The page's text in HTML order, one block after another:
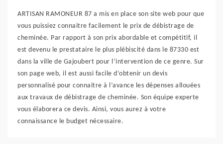
ARTISAN RAMONEUR 87 a mis en place son site web pour que
vous puissiez connaitre facilement le prix de débistrage de
cheminée. Par rapport à son prix abordable et compétitif, il
est devenu le prestataire le plus plébiscité dans le 87330 est
dans la ville de Gajoubert pour l’intervention de ce genre. Sur
son page web, il est aussi facile d’obtenir un devis
personnalisé pour connaitre à l’avance les dépenses allouées
aux travaux de débistrage de cheminée. Son équipe experte
vous élaborera ce devis. Ainsi, vous aurez à votre
connaissance le budget nécessaire.